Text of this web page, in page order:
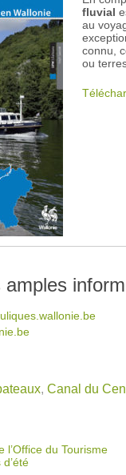
fluvial
au
connu,
ou
amples
, Canal du
l’Office du Tourisme